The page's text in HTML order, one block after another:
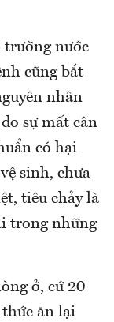
nước
cũng bắt
nhân
sự mất cân
có hại
sinh, chưa
tiêu chảy là
trong những
ở, cứ 20
ăn lại